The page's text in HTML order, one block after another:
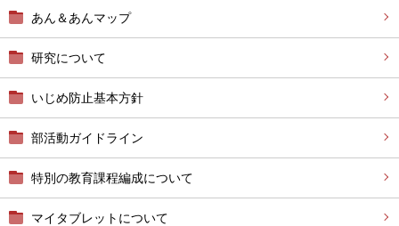
あん＆あんマップ
研究について
いじめ防止基本方針
部活動ガイドライン
特別の教育課程編成について
マイタブレットについて